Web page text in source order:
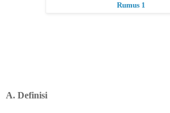
Rumus 1
A. Definisi